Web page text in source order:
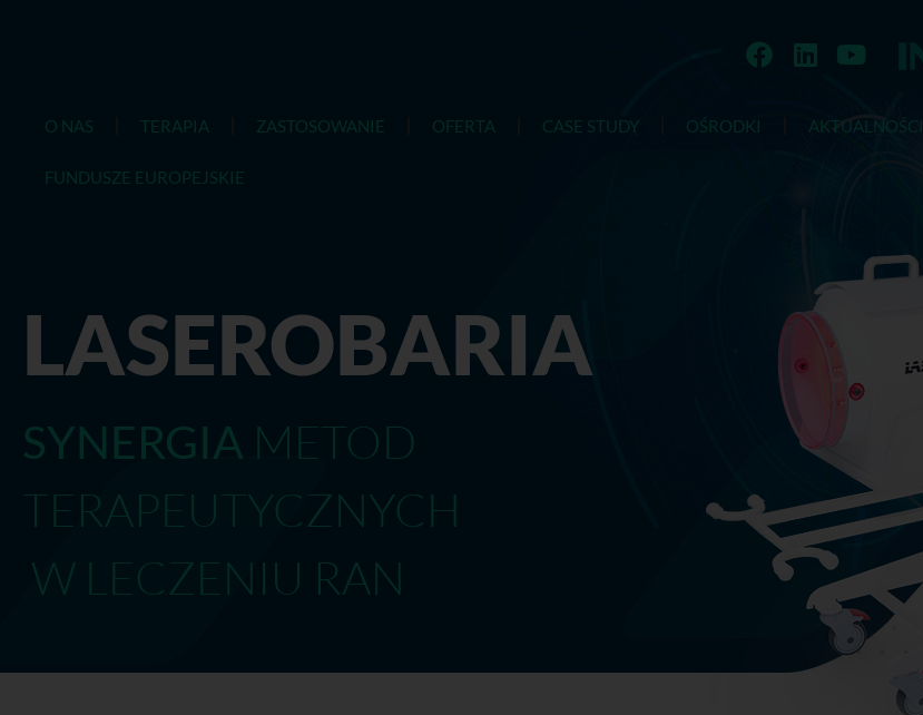
O NAS TERAPIA ZASTOSOWANIE OFERTA CASE STUDY OŚRODKI AKTUALNOŚCI
FUNDUSZE EUROPEJSKIE
LASEROBARIA
SYNERGIA METOD
TERAPEUTYCZNYCH
W LECZENIU RAN